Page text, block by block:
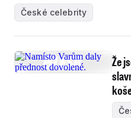
České celebrity
Že